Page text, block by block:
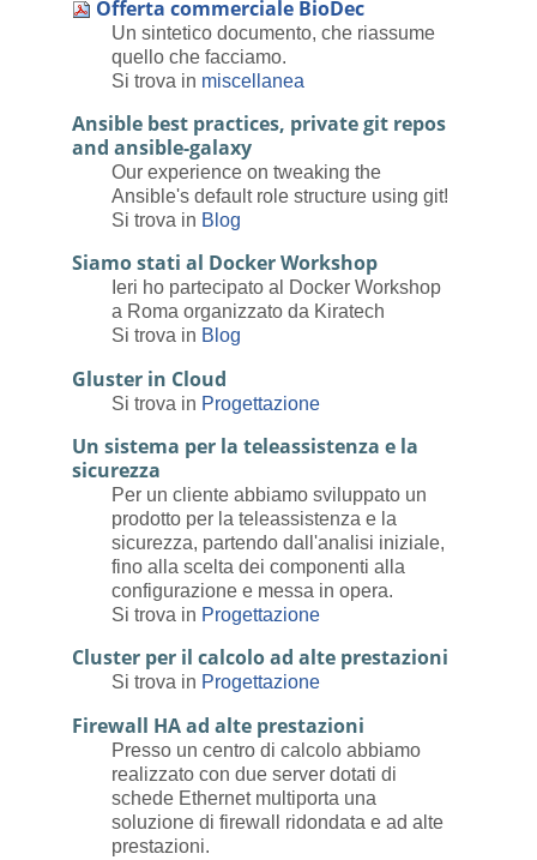
Offerta commerciale BioDec
Un sintetico documento, che riassume
quello che facciamo.
Si trova in miscellanea
Ansible best practices, private git repos
and ansible-galaxy
Our experience on tweaking the
Ansible's default role structure using git!
Si trova in Blog
Siamo stati al Docker Workshop
Ieri ho partecipato al Docker Workshop
a Roma organizzato da Kiratech
Si trova in Blog
Gluster in Cloud
Si trova in Progettazione
Un sistema per la teleassistenza e la
sicurezza
Per un cliente abbiamo sviluppato un
prodotto per la teleassistenza e la
sicurezza, partendo dall'analisi iniziale,
fino alla scelta dei componenti alla
configurazione e messa in opera.
Si trova in Progettazione
Cluster per il calcolo ad alte prestazioni
Si trova in Progettazione
Firewall HA ad alte prestazioni
Presso un centro di calcolo abbiamo
realizzato con due server dotati di
schede Ethernet multiporta una
soluzione di firewall ridondata e ad alte
prestazioni.